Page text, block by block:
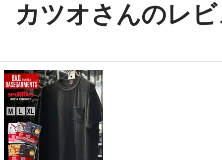
カツオさんのレ